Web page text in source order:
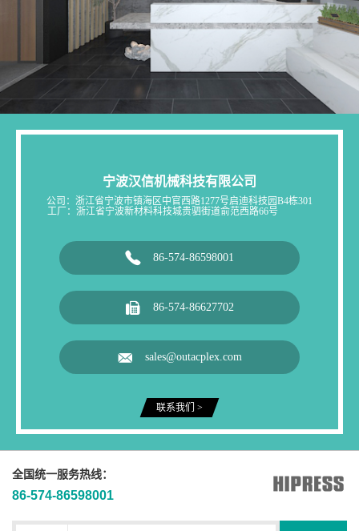
宁波汉信机械科技有限公司
公司：浙江省宁波市镇海区中官西路1277号启迪科技园B4栋301
工厂：浙江省宁波新材料科技城贵驷街道俞范西路66号
 86-574-86598001
 86-574-86627702
 sales@outacplex.com
联系我们 >
全国统一服务热线：
86-574-86598001